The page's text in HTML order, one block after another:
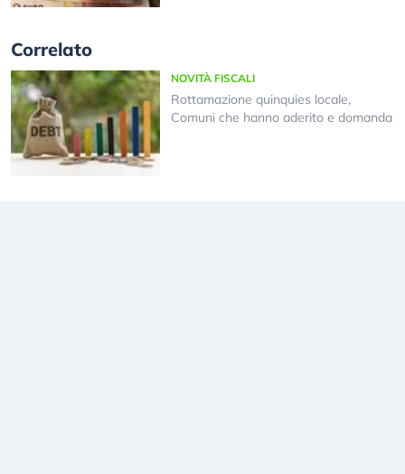
Correlato
NOVITÀ FISCALI
Rottamazione quinquies locale,
Comuni che hanno aderito e domanda